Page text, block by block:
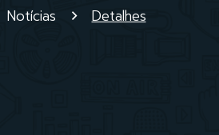
Notícias Detalhes